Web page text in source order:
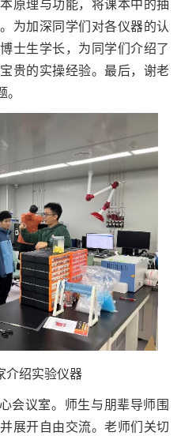
原理与功能，将课本中的抽
为加深同学们对各仪器的认
士生学长，为同学们介绍了
贵的实操经验。最后，谢老
介绍实验仪器
会议室。师生与朋辈导师围
展开自由交流。老师们关切